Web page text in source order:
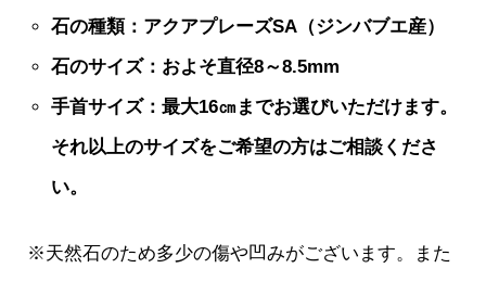
石の種類：アクアプレーズSA（ジンバブエ産）
石のサイズ：およそ直径8～8.5mm
手首サイズ：最大16㎝までお選びいただけます。
それ以上のサイズをご希望の方はご相談くださ
い。
※天然石のため多少の傷や凹みがございます。また